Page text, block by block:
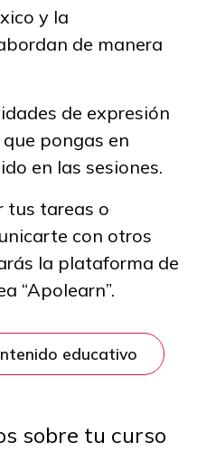
y la
de manera
de expresión
pongas en
en las sesiones.
tus tareas o
con otros
la plataforma de
“Apolearn”.
educativo
sobre tu curso